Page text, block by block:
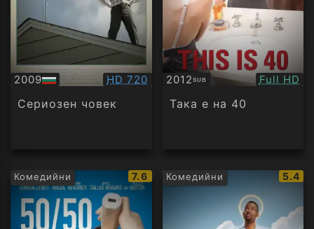
2009
БГ
аудио
Качество:
HD 720
Сериозен човек
2012SUB
Субтитри Full HD
Така е на 40
Комедийни
IMDb
рейтинг:
7.6 Комедийни
IMDb
5.4